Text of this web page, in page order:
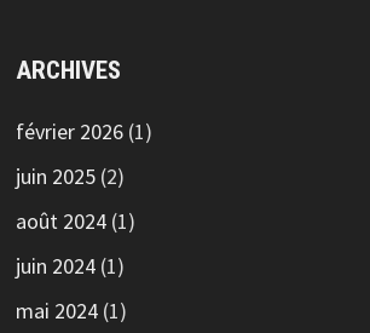
ARCHIVES
février 2026 (1)
juin 2025 (2)
août 2024 (1)
juin 2024 (1)
mai 2024 (1)